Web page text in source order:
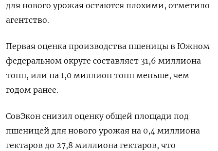
для нового урожая остаются плохими, отметило
агентство.
Первая оценка производства пшеницы в Южном
федеральном округе составляет 31,6 миллиона
тонн, или на 1,0 миллион тонн меньше, чем
годом ранее.
СовЭкон снизил оценку общей площади под
пшеницей для нового урожая на 0,4 миллиона
гектаров до 27,8 миллиона гектаров, что